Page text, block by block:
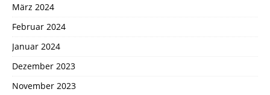
März 2024
Februar 2024
Januar 2024
Dezember 2023
November 2023